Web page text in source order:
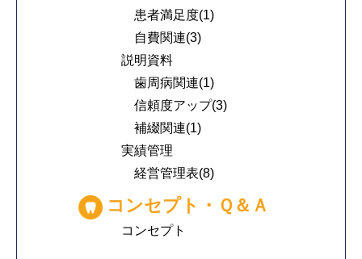
患者満足度(1)
自費関連(3)
説明資料
歯周病関連(1)
信頼度アップ(3)
補綴関連(1)
実績管理
経営管理表(8)
コンセプト・Ｑ＆Ａ
コンセプト